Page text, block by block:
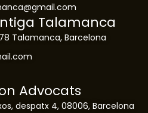
Talamanca
Talamanca, Barcelona
Advocats
despatx 4, 08006, Barcelona